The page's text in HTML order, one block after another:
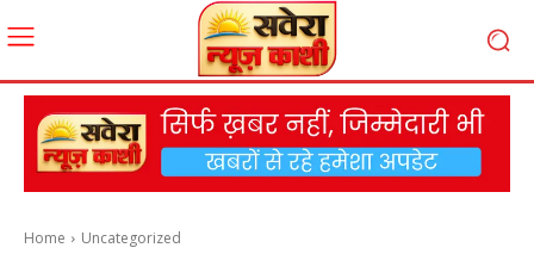
Home Uncategorized